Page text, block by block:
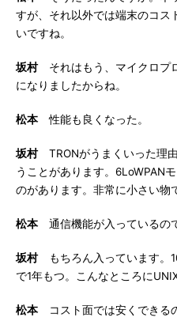
すが、それ以外では端末のコス
いですね。
坂村それはもう、マイクロプ
になりましたからね。
松本性能も良くなった。
坂村TRONがうまくいった理
うことがあります。6LoWPAN
のがあります。非常に小さい物
松本通信機能が入っているの
坂村もちろん入っています。
で1年もつ。こんなところに
松本コスト面では安くできる